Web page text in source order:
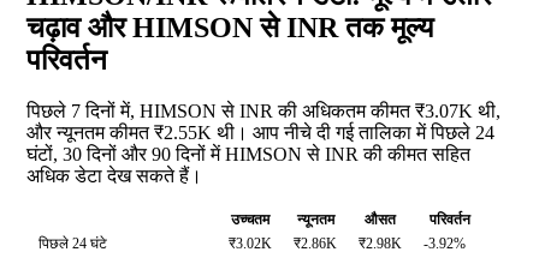
चढ़ाव और HIMSON से INR तक मूल्य
परिवर्तन
पिछले 7 दिनों में, HIMSON से INR की अधिकतम कीमत ₹3.07K थी,
और न्यूनतम कीमत ₹2.55K थी। आप नीचे दी गई तालिका में पिछले 24
घंटों, 30 दिनों और 90 दिनों में HIMSON से INR की कीमत सहित
अधिक डेटा देख सकते हैं।
उच्चतम न्यूनतम औसत
परिवर्तन
पिछले 24 घंटे
₹3.02K ₹2.86K ₹2.98K
-3.92%